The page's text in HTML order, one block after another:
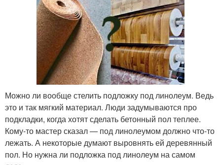
Можно ли вообще стелить подложку под линолеум. Ведь
это и так мягкий материал. Люди задумываются про
подкладки, когда хотят сделать бетонный пол теплее.
Кому-то мастер сказал — под линолеумом должно что-то
лежать. А некоторые думают выровнять ей деревянный
пол. Но нужна ли подложка под линолеум на самом